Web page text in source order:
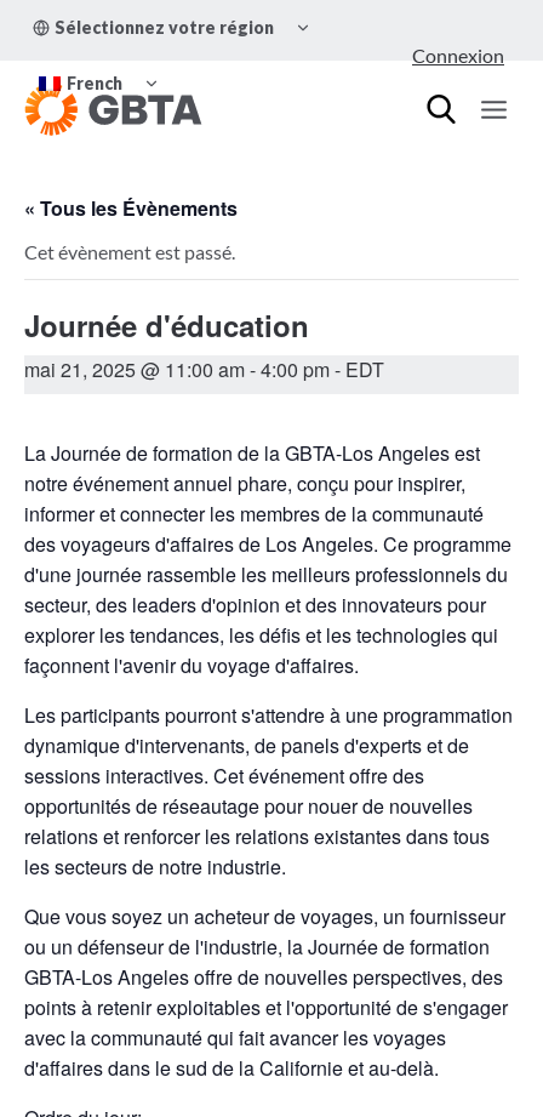
Sélectionnez votre région
LE
French
LE
MENU
ENFANT
Connexion
« Tous les Évènements
Cet évènement est passé.
Journée d'éducation
mai 21, 2025 @ 11:00 am-4:00 pm- EDT
La Journée de formation de la GBTA-Los Angeles est
notre événement annuel phare, conçu pour inspirer,
informer et connecter les membres de la communauté
des voyageurs d'affaires de Los Angeles. Ce programme
d'une journée rassemble les meilleurs professionnels du
secteur, des leaders d'opinion et des innovateurs pour
explorer les tendances, les défis et les technologies qui
façonnent l'avenir du voyage d'affaires.
Les participants pourront s'attendre à une programmation
dynamique d'intervenants, de panels d'experts et de
sessions interactives. Cet événement offre des
opportunités de réseautage pour nouer de nouvelles
relations et renforcer les relations existantes dans tous
les secteurs de notre industrie.
Que vous soyez un acheteur de voyages, un fournisseur
ou un défenseur de l'industrie, la Journée de formation
GBTA-Los Angeles offre de nouvelles perspectives, des
points à retenir exploitables et l'opportunité de s'engager
avec la communauté qui fait avancer les voyages
d'affaires dans le sud de la Californie et au-delà.